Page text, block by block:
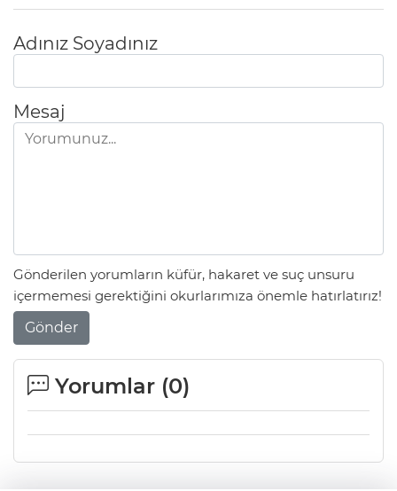
Adınız Soyadınız
Mesaj
Gönderilen yorumların küfür, hakaret ve suç unsuru
içermemesi gerektiğini okurlarımıza önemle hatırlatırız!
Gönder
Yorumlar (0)